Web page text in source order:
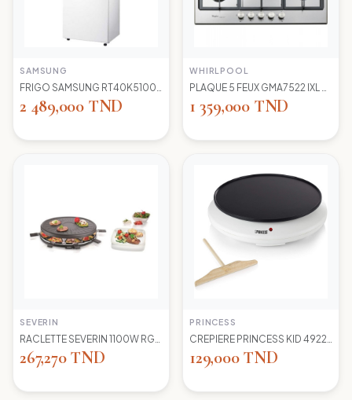
SAMSUNG
2 489,000 TND
WHIRLPOOL
1 359,000 TND
SEVERIN
267,270 TND
PRINCESS
129,000 TND